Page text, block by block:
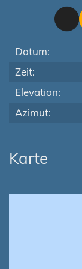
Datum:
Zeit:
Elevation:
Azimut:
Karte